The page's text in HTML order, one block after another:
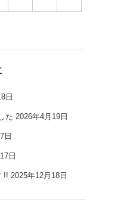
日
た 2026年4月19日
日
日
!! 2025年12月18日